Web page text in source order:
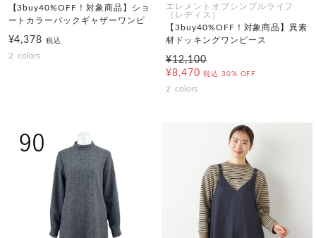
【3buy40%OFF！対象商品】ショ
ートカラーバックギャザーワンピ
¥4,378税込
2 colors
エレメントオブシンプルライフ
（レディス）
【3buy40%OFF！対象商品】異素
材ドッキングワンピース
¥12,100
¥8,470 税込 30% OFF
2 colors